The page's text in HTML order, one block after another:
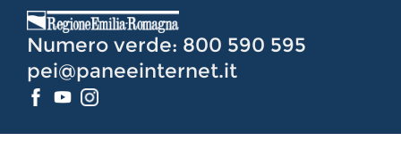
Contenuto
Numero verde: 800 590 595
pei@paneeinternet.it
Punto PEI Cattolica